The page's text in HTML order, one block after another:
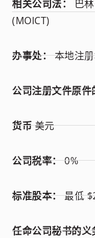
相关公司法：
巴
(MOICT)
办事处：本地注
公司注册文件原
货币美元
公司税率：0%
标准股本：最低
任命公司秘书的